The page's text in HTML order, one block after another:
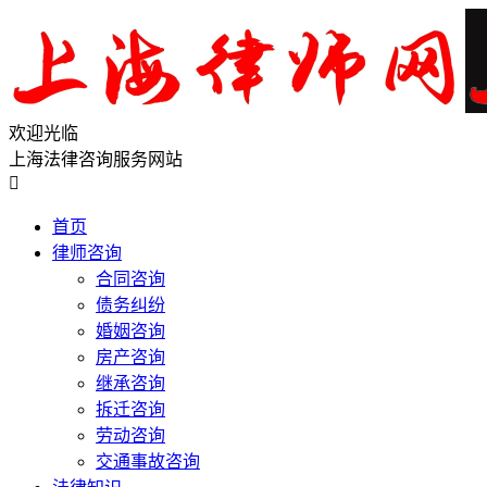
欢迎光临
上海法律咨询服务网站

首页
律师咨询
合同咨询
债务纠纷
婚姻咨询
房产咨询
继承咨询
拆迁咨询
劳动咨询
交通事故咨询